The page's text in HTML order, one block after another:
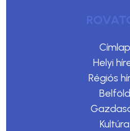
Címlap
Helyi
Régiós
Belföld
Kultúra